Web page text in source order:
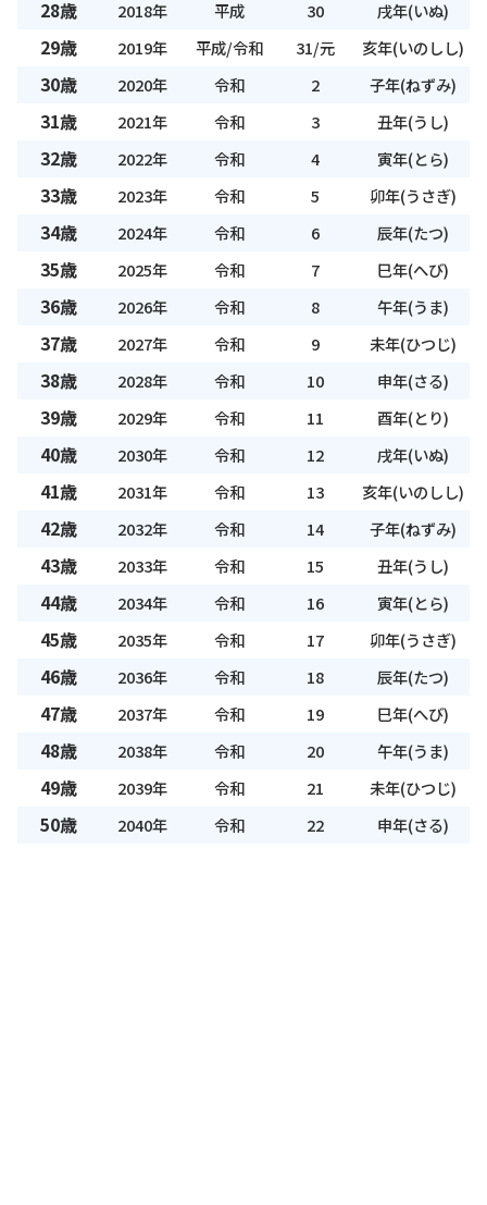
28歳 2018年 平成 30 戌年(いぬ)
29歳 2019年 平成/令和 31/元 亥年(いのしし)
30歳 2020年 令和 2 子年(ねずみ)
31歳 2021年 令和 3 丑年(うし)
32歳 2022年 令和 4 寅年(とら)
33歳 2023年 令和 5 卯年(うさぎ)
34歳 2024年 令和 6 辰年(たつ)
35歳 2025年 令和 7 巳年(へび)
36歳 2026年 令和 8 午年(うま)
37歳 2027年 令和 9 未年(ひつじ)
38歳 2028年 令和 10 申年(さる)
39歳 2029年 令和 11 酉年(とり)
40歳 2030年 令和 12 戌年(いぬ)
41歳 2031年 令和 13 亥年(いのしし)
42歳 2032年 令和 14 子年(ねずみ)
43歳 2033年 令和 15 丑年(うし)
44歳 2034年 令和 16 寅年(とら)
45歳 2035年 令和 17 卯年(うさぎ)
46歳 2036年 令和 18 辰年(たつ)
47歳 2037年 令和 19 巳年(へび)
48歳 2038年 令和 20 午年(うま)
49歳 2039年 令和 21 未年(ひつじ)
50歳 2040年 令和 22 申年(さる)